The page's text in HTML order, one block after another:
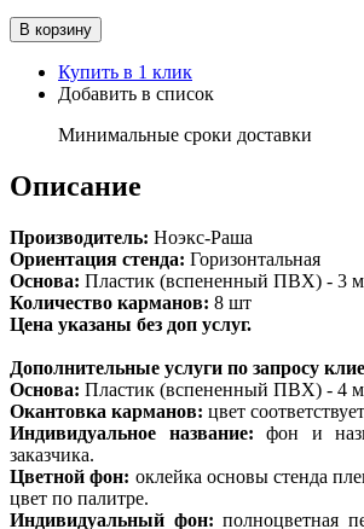
В корзину
Купить в 1 клик
Добавить в список
Минимальные сроки доставки
Описание
Производитель: Ноэкс-Раша
Ориентация стенда: Горизонтальная
Основа: Пластик (вспененный ПВХ) - 3
Количество карманов: 8 шт
Цена указаны без доп услуг.
Дополнительные услуги по запросу
Основа: Пластик (вспененный ПВХ) - 4
Окантовка карманов: цвет
Индивидуальное название: фон и
заказчика.
Цветной фон: оклейка основы стенда
цвет по палитре.
Индивидуальный фон: полноцветная